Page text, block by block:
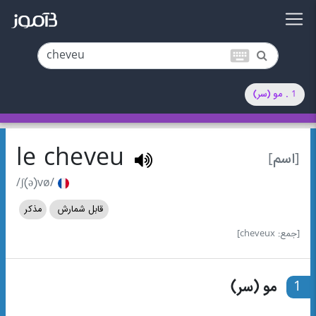
keyboard
1 . مو (سر)
[اسم] le cheveu
/ʃ(ə)vø/
قابل شمارش
مذکر
[جمع: cheveux]
1 مو (سر)